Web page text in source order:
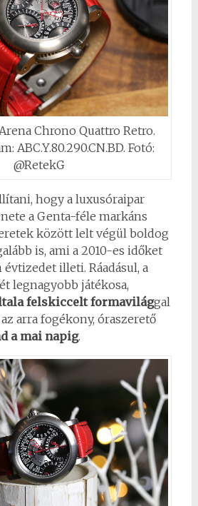
Chrono Quattro Retro.
ABC.Y.80.290.CN.BD. Fotó:
@RetekG
hogy a luxusóraipar
a Genta-féle markáns
között lelt végül boldog
is, ami a 2010-es időket
illeti. Ráadásul, a
legnagyobb játékosa,
felskiccelt formavilággal
arra fogékony, óraszerető
a mai napig.